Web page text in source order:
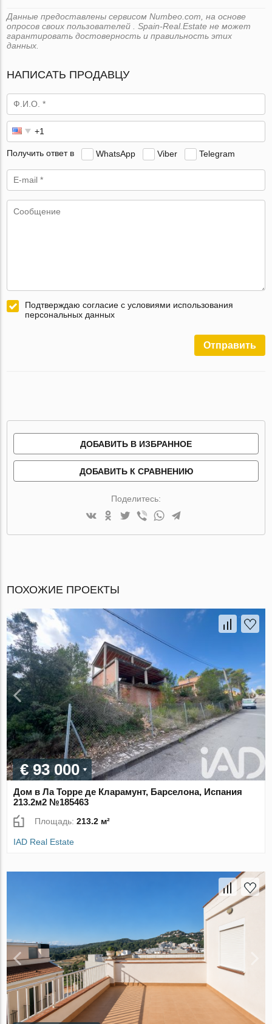
Данные предоставлены сервисом Numbeo.com, на основе
опросов своих пользователей . Spain-Real.Estate не может
гарантировать достоверность и правильность этих
данных.
НАПИСАТЬ ПРОДАВЦУ
Получить ответ в WhatsApp Viber Telegram
Подтверждаю согласие с условиями использования
персональных данных
Отправить
ДОБАВИТЬ В ИЗБРАННОЕ
ДОБАВИТЬ К СРАВНЕНИЮ
Поделитесь:
ПОХОЖИЕ ПРОЕКТЫ
€ 93 000
Дом в Ла Торре де Кларамунт, Барселона, Испания
213.2м2 №185463
Площадь:213.2 м²
IAD Real Estate